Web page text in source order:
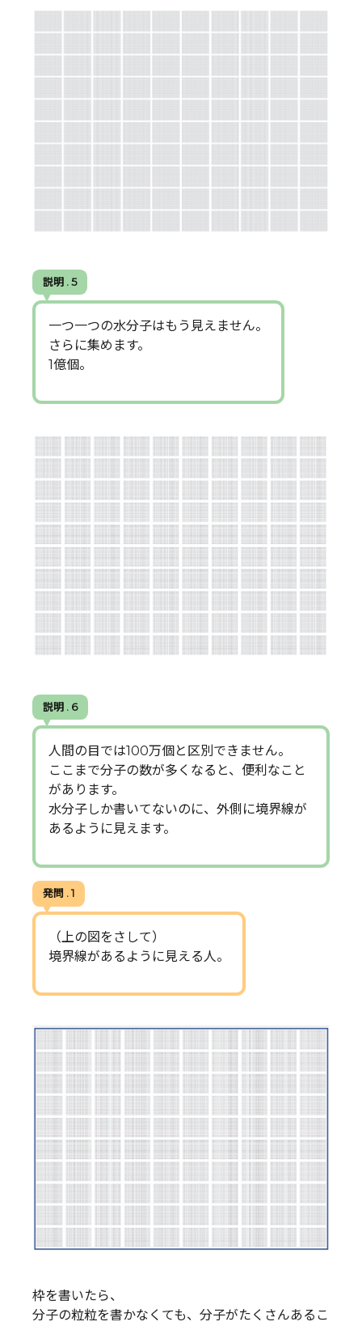
説明 . 5
一つ一つの水分子はもう見えません。
さらに集めます。
1億個。
説明 . 6
人間の目では100万個と区別できません。
ここまで分子の数が多くなると、便利なこと
があります。
水分子しか書いてないのに、外側に境界線が
あるように見えます。
発問 . 1
（上の図をさして）
境界線があるように見える人。
枠を書いたら、
分子の粒粒を書かなくても、分子がたくさんあるこ